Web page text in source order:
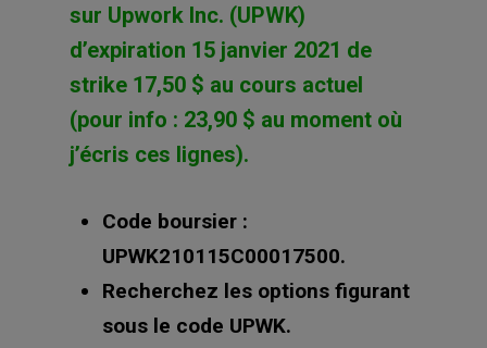
sur Upwork Inc. (UPWK)
d’expiration 15 janvier 2021 de
strike 17,50 $ au cours actuel
(pour info : 23,90 $ au moment où
j’écris ces lignes).
Code boursier :
UPWK210115C00017500.
Recherchez les options figurant
sous le code UPWK.